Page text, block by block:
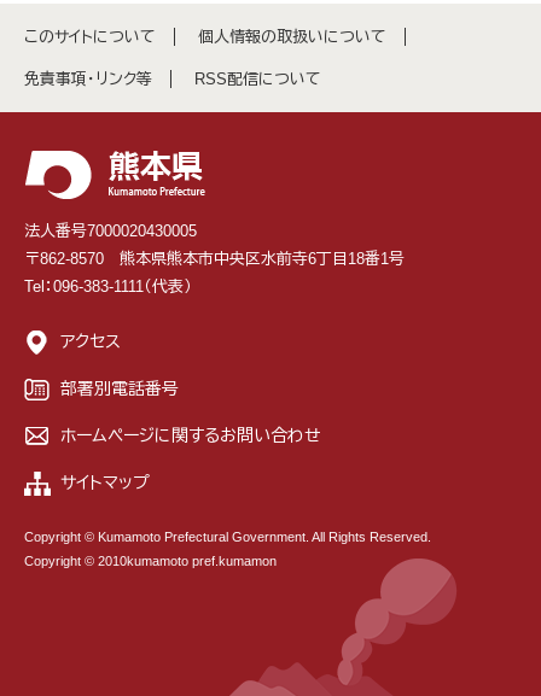
このサイトについて 個人情報の取扱いについて
免責事項・リンク等 RSS配信について
法人番号7000020430005
〒862-8570 熊本県熊本市中央区水前寺6丁目18番1号
Tel：096-383-1111（代表）
アクセス
部署別電話番号
ホームページに関するお問い合わせ
サイトマップ
Copyright © Kumamoto Prefectural Government. All Rights Reserved.
Copyright © 2010kumamoto pref.kumamon